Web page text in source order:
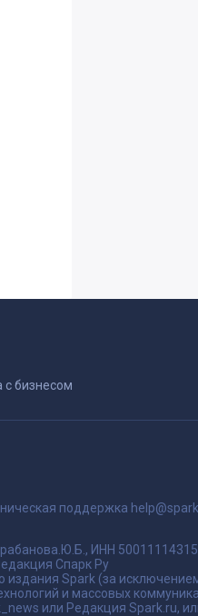
бизнесом
поддержка
ИНН
Спарк Ру
Spark (за
и массовых
или Редакция Spark.ru,